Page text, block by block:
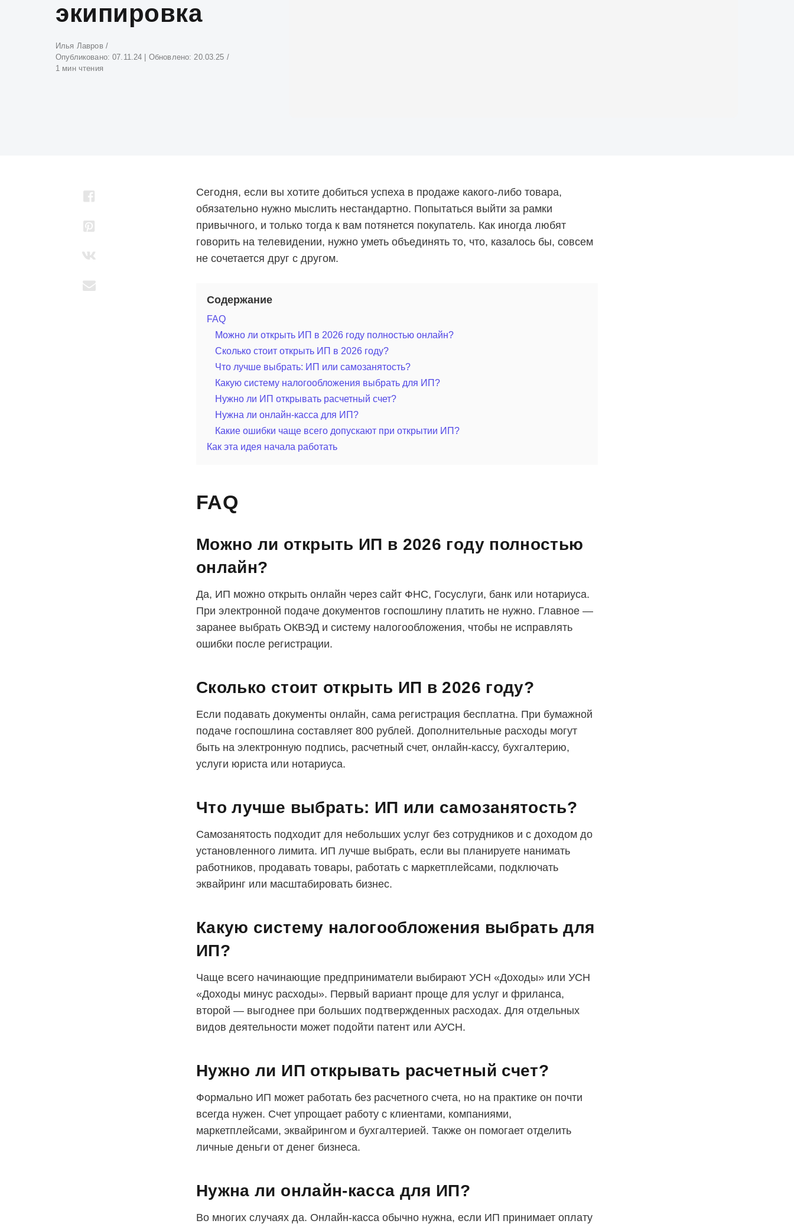
экипировка
Атвор
Илья Лавров
Опубликовано:07.11.24 | Обновлено:20.03.25
1 мин чтения
Сегодня, если вы хотите добиться успеха в продаже какого-либо товара,
обязательно нужно мыслить нестандартно. Попытаться выйти за рамки
привычного, и только тогда к вам потянется покупатель. Как иногда любят
говорить на телевидении, нужно уметь объединять то, что, казалось бы, совсем
не сочетается друг с другом.
Содержание
FAQ
Можно ли открыть ИП в 2026 году полностью онлайн?
Сколько стоит открыть ИП в 2026 году?
Что лучше выбрать: ИП или самозанятость?
Какую систему налогообложения выбрать для ИП?
Нужно ли ИП открывать расчетный счет?
Нужна ли онлайн-касса для ИП?
Какие ошибки чаще всего допускают при открытии ИП?
Как эта идея начала работать
FAQ
Можно ли открыть ИП в 2026 году полностью
онлайн?
Да, ИП можно открыть онлайн через сайт ФНС, Госуслуги, банк или нотариуса.
При электронной подаче документов госпошлину платить не нужно. Главное —
заранее выбрать ОКВЭД и систему налогообложения, чтобы не исправлять
ошибки после регистрации.
Сколько стоит открыть ИП в 2026 году?
Если подавать документы онлайн, сама регистрация бесплатна. При бумажной
подаче госпошлина составляет 800 рублей. Дополнительные расходы могут
быть на электронную подпись, расчетный счет, онлайн-кассу, бухгалтерию,
услуги юриста или нотариуса.
Что лучше выбрать: ИП или самозанятость?
Самозанятость подходит для небольших услуг без сотрудников и с доходом до
установленного лимита. ИП лучше выбрать, если вы планируете нанимать
работников, продавать товары, работать с маркетплейсами, подключать
эквайринг или масштабировать бизнес.
Какую систему налогообложения выбрать для
ИП?
Чаще всего начинающие предприниматели выбирают УСН «Доходы» или УСН
«Доходы минус расходы». Первый вариант проще для услуг и фриланса,
второй — выгоднее при больших подтвержденных расходах. Для отдельных
видов деятельности может подойти патент или АУСН.
Нужно ли ИП открывать расчетный счет?
Формально ИП может работать без расчетного счета, но на практике он почти
всегда нужен. Счет упрощает работу с клиентами, компаниями,
маркетплейсами, эквайрингом и бухгалтерией. Также он помогает отделить
личные деньги от денег бизнеса.
Нужна ли онлайн-касса для ИП?
Во многих случаях да. Онлайн-касса обычно нужна, если ИП принимает оплату